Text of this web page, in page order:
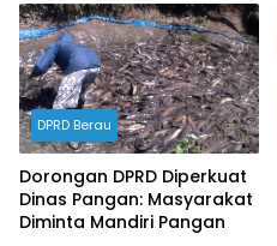
Dokumen Manajemen
Risiko Tahun 2026
DPRD Berau
Dorongan DPRD Diperkuat
Dinas Pangan: Masyarakat
Diminta Mandiri Pangan